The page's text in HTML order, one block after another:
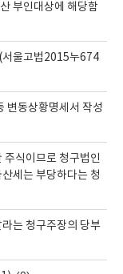
부인대상에 해당함
(서울고법2015누674
변동상황명세서 작성
주식이므로 청구법인
세는 부당하다는 청
는 청구주장의 당부